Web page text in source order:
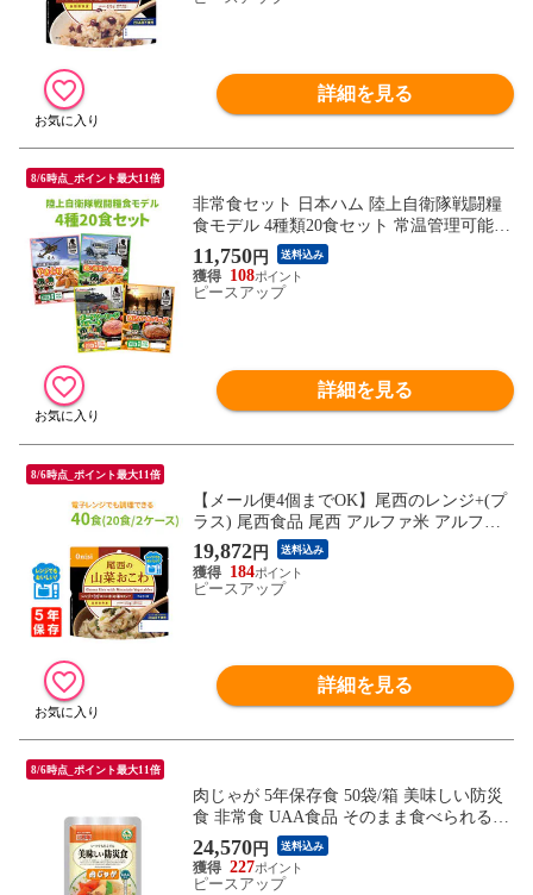
詳細を見る
8/6時点_ポイント最大11倍
非常食セット 日本ハム 陸上自衛隊戦闘糧
食モデル 4種類20食セット 常温管理可能
ニッポンハム 保存食 セット 非常食 おかず
防災食品 防災グッズ 災害食 登山 アウトド
ア 携行食
11,750円 送料込み
108
ピースアップ
詳細を見る
8/6時点_ポイント最大11倍
【メール便4個までOK】尾西のレンジ+(プ
ラス) 尾西食品 尾西 アルファ米 アルファ
ー米 アルファ化米 電子レンジ 時短 非常食
非常食セット 保存食 防災食 保存食セット
おすすめ 登山 キャンプ
19,872円 送料込み
184
ピースアップ
詳細を見る
8/6時点_ポイント最大11倍
肉じゃが 5年保存食 50袋/箱 美味しい防災
食 非常食 UAA食品 そのまま食べられる長
期保存食(備蓄品 おかず 非常食セット 防災
用品 企業 団体 地震 災害対策 帰宅困難者
対策）
24,570円 送料込み
227
ピースアップ